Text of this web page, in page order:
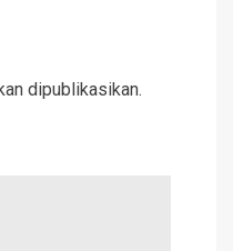
dipublikasikan.